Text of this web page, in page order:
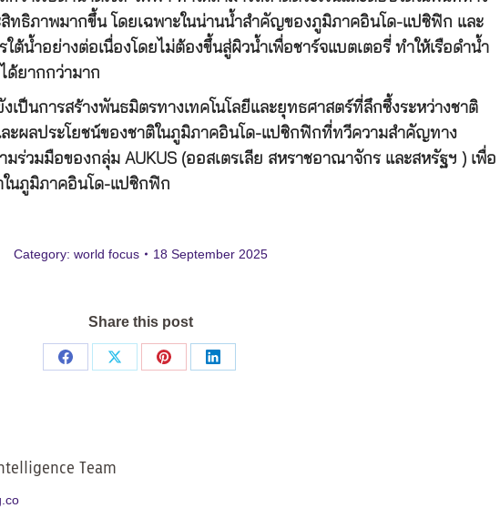
สิทธิภาพมากขึ้น โดยเฉพาะในน่านน้ำสำคัญของภูมิภาคอินโด-แปซิฟิก และ
ต้น้ำอย่างต่อเนื่องโดยไม่ต้องขึ้นสู่ผิวน้ำเพื่อชาร์จแบตเตอรี่ ทำให้เรือดำน้ำ
ด้ยากกว่ามาก
เป็นการสร้างพันธมิตรทางเทคโนโลยีและยุทธศาสตร์ที่ลึกซึ้งระหว่างชาติ
ะผลประโยชน์ของชาติในภูมิภาคอินโด-แปซิกฟิกที่ทวีความสำคัญทาง
ร่วมมือของกลุ่ม AUKUS (ออสเตรเลีย สหราชอาณาจักร และสหรัฐฯ ) เพื่อ
ในภูมิภาคอินโด-แปซิกฟิก
Category: world focus 18 September 2025
Share this post
Share
Share
Share
Share
Team